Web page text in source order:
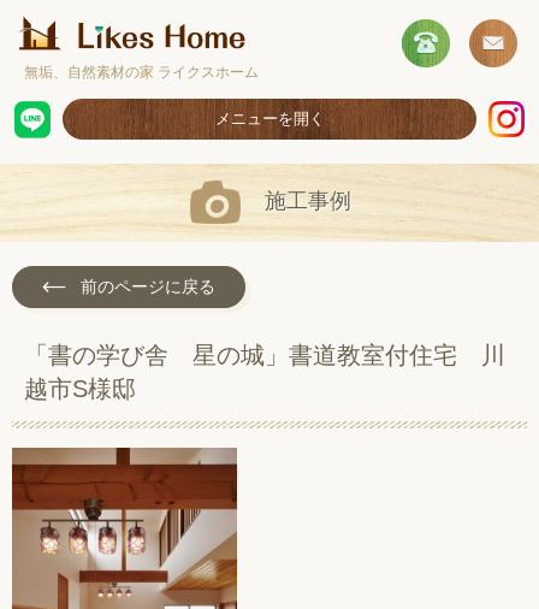
無垢、自然素材の家 ライクスホーム
メニューを開く
ホーム
コンセプト
施工事例
お客様の声
採用情報
施工事例
前のページに戻る
「書の学び舎 星の城」書道教室付住宅 川
越市S様邸